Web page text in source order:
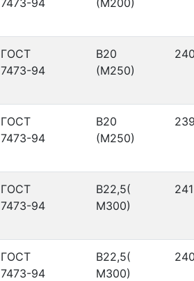
ГОСТ
7473-94
В20
(М250)
ГОСТ
7473-94
В20
(М250)
ГОСТ
7473-94
В22,5(
М300)
ГОСТ
7473-94
В22,5(
М300)